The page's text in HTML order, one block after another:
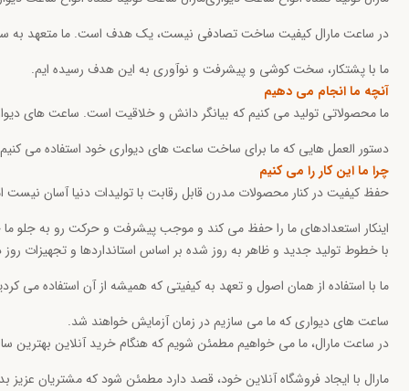
در ساعت مارال کیفیت ساخت تصادفی نیست، یک هدف است. ما متعهد به
ما با پشتکار، سخت کوشی و پیشرفت و نوآوری به این هدف رسیده ایم.
آنچه ما انجام می دهیم
ما محصولاتی تولید می کنیم که بیانگر دانش و خلاقیت است. ساعت های
دستور العمل هایی که ما برای ساخت ساعت های دیواری خود استفاده می
چرا ما این کار را می کنیم
حفظ کیفیت در کنار محصولات مدرن قابل رقابت با تولیدات دنیا آسان نیست
اینکار استعدادهای ما را حفظ می کند و موجب پیشرفت و حرکت رو به جلو ما
با خطوط تولید جدید و ظاهر به روز شده بر اساس استانداردها و تجهیزات روز
ما با استفاده از همان اصول و تعهد به کیفیتی که همیشه از آن استفاده می
ساعت های دیواری که ما می سازیم در زمان آزمایش خواهند شد.
در ساعت مارال، ما می خواهیم مطمئن شویم که هنگام خرید آنلاین بهترین
مارال با ایجاد فروشگاه آنلاین خود، قصد دارد مطمئن شود که مشتریان